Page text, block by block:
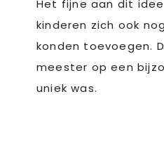
Het fijne aan dit
kinderen zich ook
konden toevoegen.
meester op een
uniek was.